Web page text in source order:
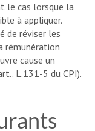
le cas lorsque la
à appliquer.
de réviser les
rémunération
cause un
L.131-5 du CPI).